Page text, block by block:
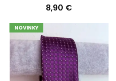
8,90 €
NOVINKY